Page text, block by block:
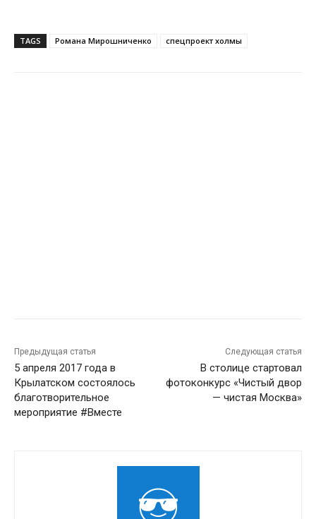
TAGS Романа Мирошниченко спецпроект холмы
Предыдущая статья
5 апреля 2017 года в
Крылатском состоялось
благотворительное
мероприятие #Вместе
Следующая статья
В столице стартовал
фотоконкурс «Чистый двор
— чистая Москва»